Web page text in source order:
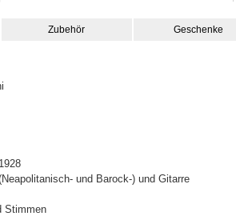
Zubehör Geschenke
und Barock-) und Gitarre
Stimmen